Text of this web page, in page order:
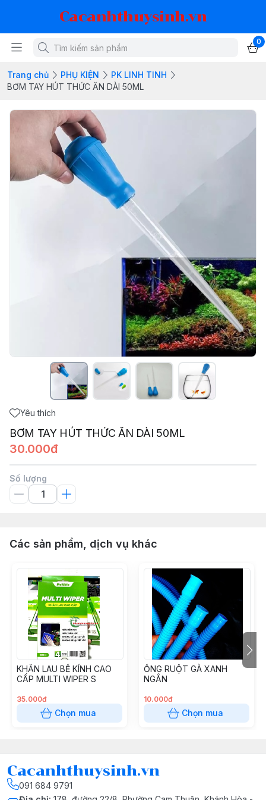
Cacanhthuysinh.vn
0
Trang chủ PHỤ KIỆN
PK LINH TINH
BƠM TAY HÚT THỨC ĂN DÀI 50ML
Yêu thích
BƠM TAY HÚT THỨC ĂN DÀI 50ML
30.000đ
Số lượng
Các sản phẩm, dịch vụ khác
KHĂN LAU BỂ KÍNH CAO
CẤP MULTI WIPER S
35.000đ
Chọn mua
ỐNG RUỘT GÀ XANH
NGẮN
10.000đ
Chọn mua
Cacanhthuysinh.vn
091 684 9791